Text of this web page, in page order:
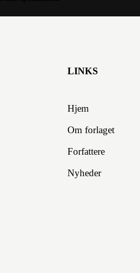
LINKS
Hjem
Om forlaget
Forfattere
Nyheder